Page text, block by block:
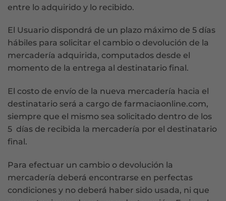
entre lo adquirido y lo recibido.
El Usuario dispondrá de un plazo máximo de 5 días
hábiles para solicitar el cambio o devolución de la
mercadería adquirida, computados desde el
momento de la entrega al destinatario final.
El costo de envío de la nueva mercadería hacia el
destinatario será a cargo de farmaciaonline.com,
siempre que el mismo sea solicitado dentro de los
5 días de recibida la mercadería por el destinatario
final.
Para efectuar un cambio o devolución la
mercadería deberá encontrarse en perfectas
condiciones y no deberá haber sido usada, ni que